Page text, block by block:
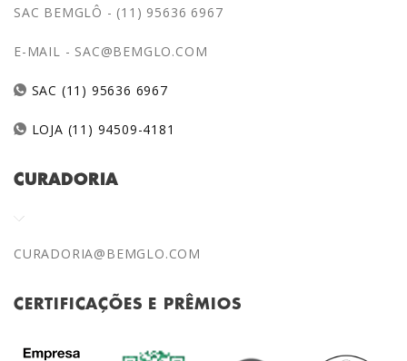
SAC BEMGLÔ - (11) 95636 6967
E-MAIL - SAC@BEMGLO.COM
SAC (11) 95636 6967
LOJA (11) 94509-4181
CURADORIA
CURADORIA@BEMGLO.COM
CERTIFICAÇÕES E PRÊMIOS